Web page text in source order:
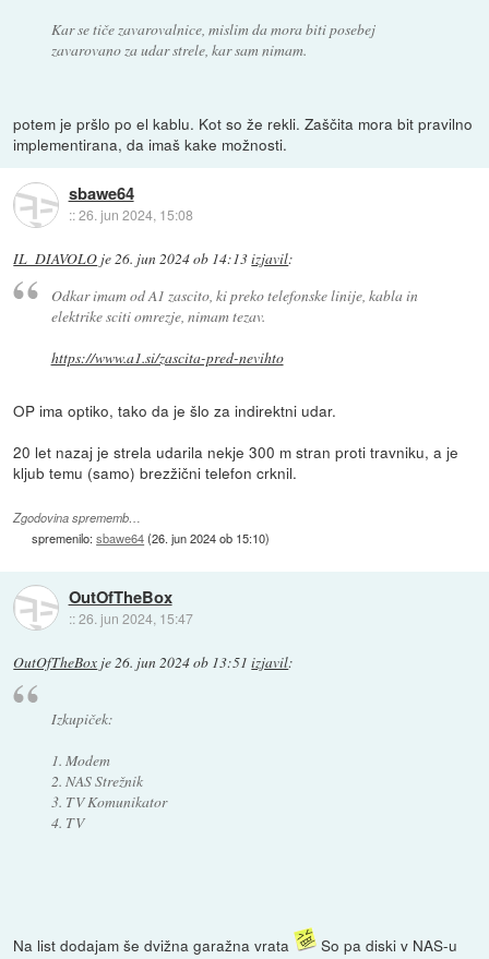
Kar se tiče zavarovalnice, mislim da mora biti posebej
zavarovano za udar strele, kar sam nimam.
potem je pršlo po el kablu. Kot so že rekli. Zaščita mora bit pravilno
implementirana, da imaš kake možnosti.
sbawe64
::26. jun 2024, 15:08
IL_DIAVOLO je26. jun 2024 ob 14:13izjavil:
Odkar imam od A1 zascito, ki preko telefonske linije, kabla in
elektrike sciti omrezje, nimam tezav.
https://www.a1.si/zascita-pred-nevihto
OP ima optiko, tako da je šlo za indirektni udar.
20 let nazaj je strela udarila nekje 300 m stran proti travniku, a je
kljub temu (samo) brezžični telefon crknil.
Zgodovina sprememb…
spremenilo:sbawe64(26. jun 2024 ob 15:10)
OutOfTheBox
::26. jun 2024, 15:47
OutOfTheBox je26. jun 2024 ob 13:51 izjavil:
Izkupiček:
1. Modem
2. NAS Strežnik
3. TV Komunikator
4. TV
Na list dodajam še dvižna garažna vrata
So pa diski v NAS-u